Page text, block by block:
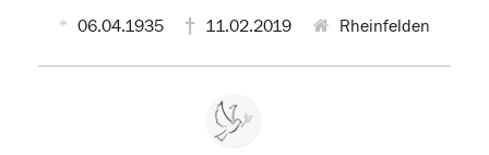
06.04.1935 11.02.2019 Rheinfelden